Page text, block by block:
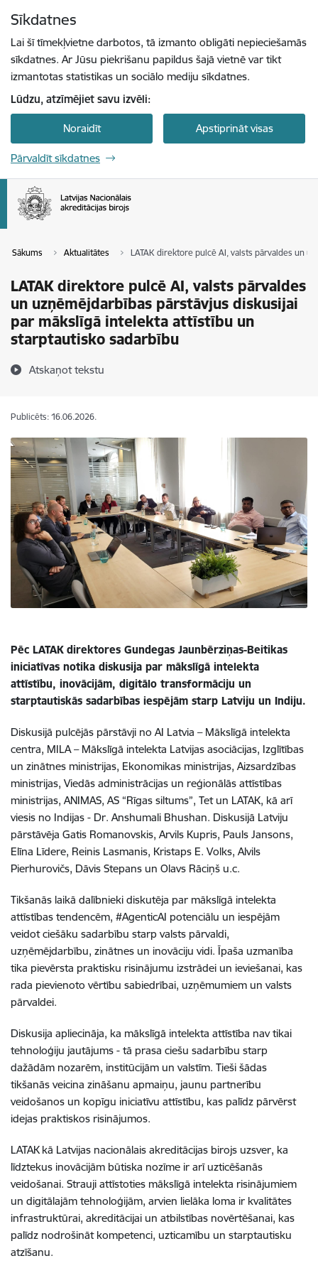
Sīkdatnes
Lai šī tīmekļvietne darbotos, tā izmanto obligāti nepieciešamās
sīkdatnes. Ar Jūsu piekrišanu papildus šajā vietnē var tikt
izmantotas statistikas un sociālo mediju sīkdatnes.
Lūdzu, atzīmējiet savu izvēli:
Noraidīt Apstiprināt visas
Pārvaldīt sīkdatnes
Sākums Aktualitātes LATAK direktore pulcē AI, valsts pārvaldes un
LATAK direktore pulcē AI, valsts pārvaldes
un uzņēmējdarbības pārstāvjus diskusijai
par mākslīgā intelekta attīstību un
starptautisko sadarbību
Atskaņot tekstu
Publicēts: 16.06.2026.
Pēc LATAK direktores Gundegas Jaunbērziņas-Beitikas
iniciatīvas notika diskusija par mākslīgā intelekta
attīstību, inovācijām, digitālo transformāciju un
starptautiskās sadarbības iespējām starp Latviju un Indiju.
Diskusijā pulcējās pārstāvji no AI Latvia – Mākslīgā intelekta
centra, MILA – Mākslīgā intelekta Latvijas asociācijas, Izglītības
un zinātnes ministrijas, Ekonomikas ministrijas, Aizsardzības
ministrijas, Viedās administrācijas un reģionālās attīstības
ministrijas, ANIMAS, AS “Rīgas siltums”, Tet un LATAK, kā arī
viesis no Indijas - Dr. Anshumali Bhushan. Diskusijā Latviju
pārstāvēja Gatis Romanovskis, Arvils Kupris, Pauls Jansons,
Elīna Līdere, Reinis Lasmanis, Kristaps E. Volks, Alvils
Pierhurovičs, Dāvis Stepans un Olavs Rāciņš u.c.
Tikšanās laikā dalībnieki diskutēja par mākslīgā intelekta
attīstības tendencēm, #AgenticAI potenciālu un iespējām
veidot ciešāku sadarbību starp valsts pārvaldi,
uzņēmējdarbību, zinātnes un inovāciju vidi. Īpaša uzmanība
tika pievērsta praktisku risinājumu izstrādei un ieviešanai, kas
rada pievienoto vērtību sabiedrībai, uzņēmumiem un valsts
pārvaldei.
Diskusija apliecināja, ka mākslīgā intelekta attīstība nav tikai
tehnoloģiju jautājums - tā prasa ciešu sadarbību starp
dažādām nozarēm, institūcijām un valstīm. Tieši šādas
tikšanās veicina zināšanu apmaiņu, jaunu partnerību
veidošanos un kopīgu iniciatīvu attīstību, kas palīdz pārvērst
idejas praktiskos risinājumos.
LATAK kā Latvijas nacionālais akreditācijas birojs uzsver, ka
līdztekus inovācijām būtiska nozīme ir arī uzticēšanās
veidošanai. Strauji attīstoties mākslīgā intelekta risinājumiem
un digitālajām tehnoloģijām, arvien lielāka loma ir kvalitātes
infrastruktūrai, akreditācijai un atbilstības novērtēšanai, kas
palīdz nodrošināt kompetenci, uzticamību un starptautisku
atzīšanu.